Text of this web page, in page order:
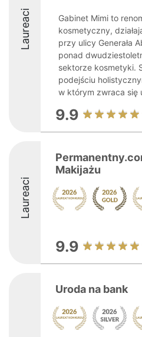
Laureaci
Gabinet Mimi to
kosmetyczny,
przy ulicy Generała
ponad
sektorze kosmetyki.
podejściu
w którym zwraca się
9.9
Laureaci
Makijażu
9.9
Uroda na bank